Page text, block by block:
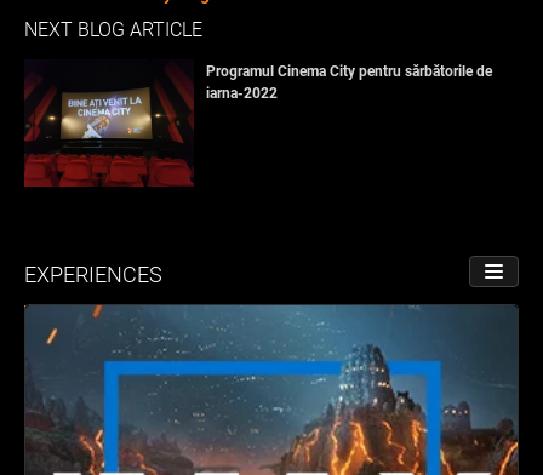
NEXT BLOG ARTICLE
Programul Cinema City pentru sărbătorile de
iarna-2022
EXPERIENCES